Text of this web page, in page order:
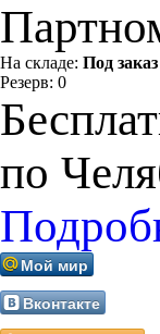
На складе: Под заказ
Резерв: 0
по
Мой мир
Вконтакте